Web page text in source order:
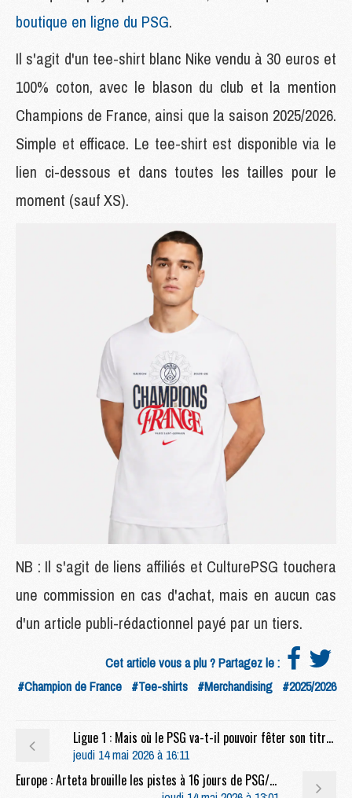
boutique en ligne du PSG.
Il s'agit d'un tee-shirt blanc Nike vendu à 30 euros et
100% coton, avec le blason du club et la mention
Champions de France, ainsi que la saison 2025/2026.
Simple et efficace. Le tee-shirt est disponible via le
lien ci-dessous et dans toutes les tailles pour le
moment (sauf XS).
NB : Il s'agit de liens affiliés et CulturePSG touchera
une commission en cas d'achat, mais en aucun cas
d'un article publi-rédactionnel payé par un tiers.
Cet article vous a plu ? Partagez le :
#Champion de France #Tee-shirts #Merchandising #2025/2026
Ligue 1 : Mais où le PSG va-t-il pouvoir fêter son titre de champion de France ?
jeudi 14 mai 2026 à 16:11
Europe : Arteta brouille les pistes à 16 jours de PSG/Arsenal